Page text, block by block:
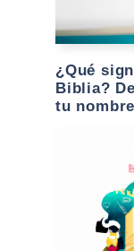
¿Qué
Biblia?
tu nombre